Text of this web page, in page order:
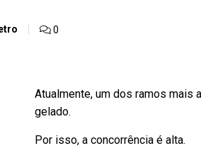
0
Atualmente, um dos ramos mais
gelado.
Por isso, a concorrência é alta.